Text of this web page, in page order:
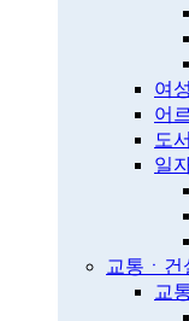
여
어
도
일
교통ㆍ건
교